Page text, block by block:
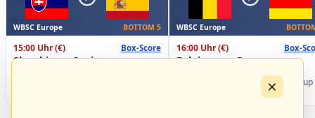
WBSC Europe BOTTOM 5
15:00 Uhr(€) Box-Score
Slovakia vs. Spain
WBSC Europe
16:00 Uhr(€) Box-
Belgium vs. Germany
Championship B Pool 2026 - Group
×